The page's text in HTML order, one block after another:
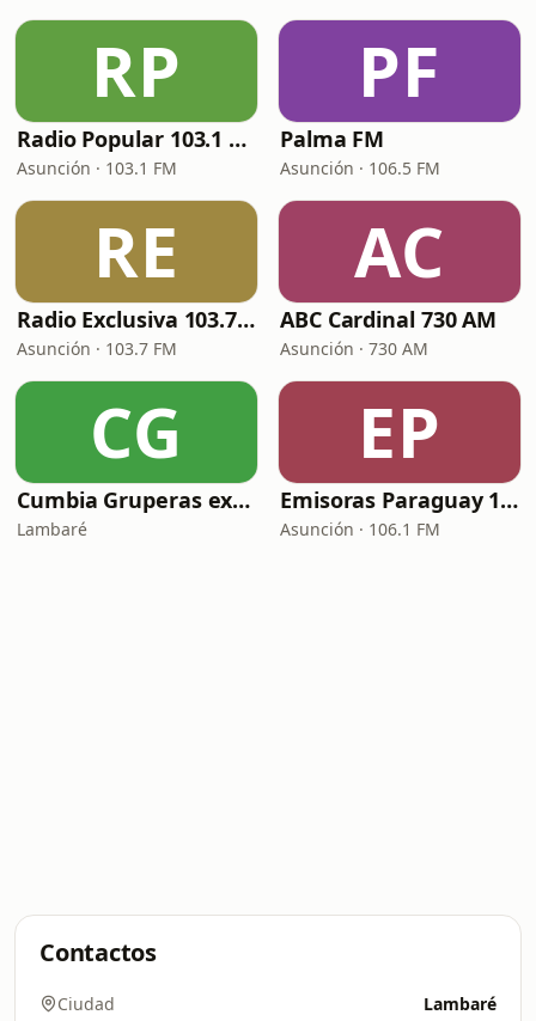
RP
Radio Popular 103.1 FM
Asunción · 103.1 FM
PF
Palma FM
Asunción · 106.5 FM
RE
Radio Exclusiva 103.7 FM
Asunción · 103.7 FM
AC
ABC Cardinal 730 AM
Asunción · 730 AM
CG
Cumbia Gruperas exitos inmortales Radio
Lambaré
EP
Emisoras Paraguay 106.1 FM
Asunción · 106.1 FM
Contactos
Ciudad Lambaré